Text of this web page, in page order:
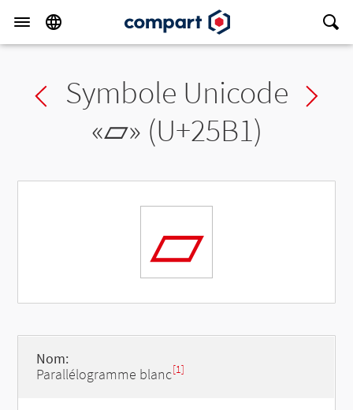
Previous char
Symbole Unicode
«▱» (U+25B1)
▱
Nom:
Parallélogramme blanc[1]